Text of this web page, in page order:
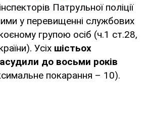
Патрульної поліції
у перевищенні службових
групою осіб (ч.1 ст.28,
Усіх шістьох
до восьми років
покарання – 10).